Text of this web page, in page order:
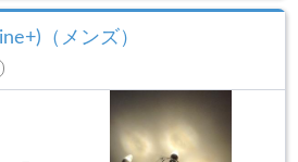
（メンズ）